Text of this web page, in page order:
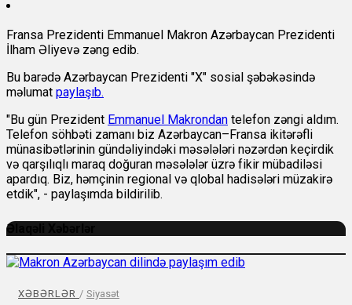
Fransa Prezidenti Emmanuel Makron Azərbaycan Prezidenti
İlham Əliyevə zəng edib.
Bu barədə Azərbaycan Prezidenti "X" sosial şəbəkəsində
məlumat paylaşıb.
"Bu gün Prezident Emmanuel Makrondan telefon zəngi aldım.
Telefon söhbəti zamanı biz Azərbaycan–Fransa ikitərəfli
münasibətlərinin gündəliyindəki məsələləri nəzərdən keçirdik
və qarşılıqlı maraq doğuran məsələlər üzrə fikir mübadiləsi
apardıq. Biz, həmçinin regional və qlobal hadisələri müzakirə
etdik", - paylaşımda bildirilib.
Əlaqəli Xəbərlər
XƏBƏRLƏR / Siyasət